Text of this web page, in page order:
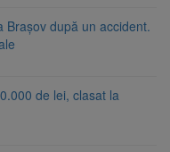
Brașov după un accident.
de lei, clasat la